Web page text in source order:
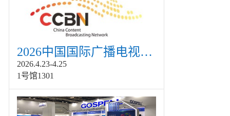
2026中国国际广播电视信息网络展览会展
2026.4.23-4.25
1号馆1301